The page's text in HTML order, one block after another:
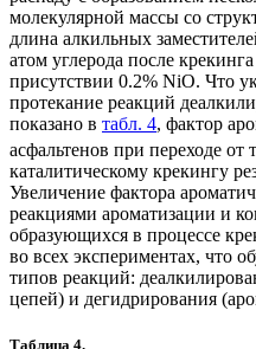
молекулярной массы со
длина алкильных
атом углерода после
присутствии 0.2% NiO. Что
протекание реакций
показано в табл. 4, фактор
асфальтенов при переходе от
каталитическому крекингу
Увеличение фактора
реакциями ароматизации и
образующихся в процессе
во всех экспериментах, что
типов реакций:
цепей) и дегидрирования
Таблица 4.